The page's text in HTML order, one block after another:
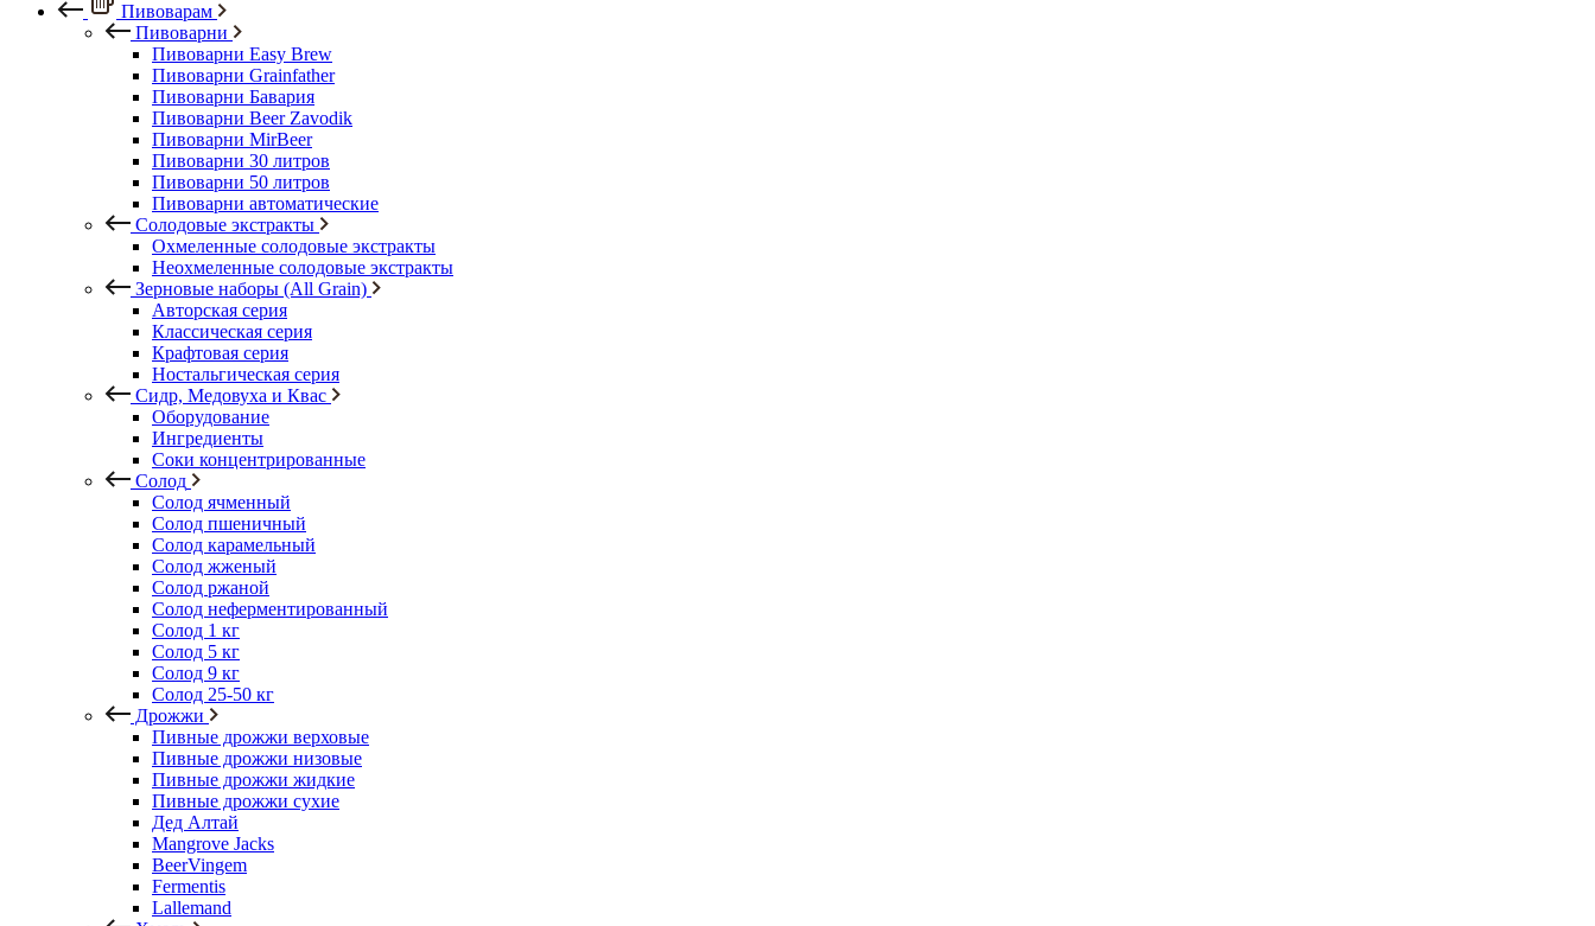
Пивоварам
Пивоварни
Пивоварни Easy Brew
Пивоварни Grainfather
Пивоварни Бавария
Пивоварни Beer Zavodik
Пивоварни MirBeer
Пивоварни 30 литров
Пивоварни 50 литров
Пивоварни автоматические
Солодовые экстракты
Охмеленные солодовые экстракты
Неохмеленные солодовые экстракты
Зерновые наборы (All Grain)
Авторская серия
Классическая серия
Крафтовая серия
Ностальгическая серия
Сидр, Медовуха и Квас
Оборудование
Ингредиенты
Соки концентрированные
Солод
Солод ячменный
Солод пшеничный
Солод карамельный
Солод жженый
Солод ржаной
Солод неферментированный
Солод 1 кг
Солод 5 кг
Солод 9 кг
Солод 25-50 кг
Дрожжи
Пивные дрожжи верховые
Пивные дрожжи низовые
Пивные дрожжи жидкие
Пивные дрожжи сухие
Дед Алтай
Mangrove Jacks
BeerVingem
Fermentis
Lallemand